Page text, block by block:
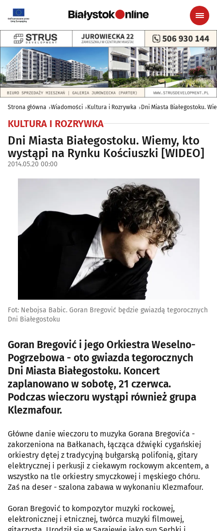
Strona główna Wiadomości Kultura i Rozrywka Dni Miasta Białegostoku.
KULTURA I ROZRYWKA
Dni Miasta Białegostoku. Wiemy, kto
wystąpi na Rynku Kościuszki [WIDEO]
2014.05.20 00:00
Fot: Nebojsa Babic. Goran Bregović będzie gwiazdą tegorocznych
Dni Białegostoku
Goran Bregović i jego Orkiestra Weselno-
Pogrzebowa - oto gwiazda tegorocznych
Dni Miasta Białegostoku. Koncert
zaplanowano w sobotę, 21 czerwca.
Podczas wieczoru wystąpi również grupa
Klezmafour.
Główne danie wieczoru to muzyka Gorana Bregovića -
zakorzeniona na Bałkanach, łącząca dźwięki cygańskiej
orkiestry dętej z tradycyjną bułgarską polifonią, gitary
elektrycznej i perkusji z ciekawym rockowym akcentem, a
wszystko na tle orkiestry smyczkowej i męskiego chóru.
Zaś na deser - szalona zabawa w wykonaniu Klezmafour.
Goran Bregović to kompozytor muzyki rockowej,
elektronicznej i etnicznej, twórca muzyki filmowej,